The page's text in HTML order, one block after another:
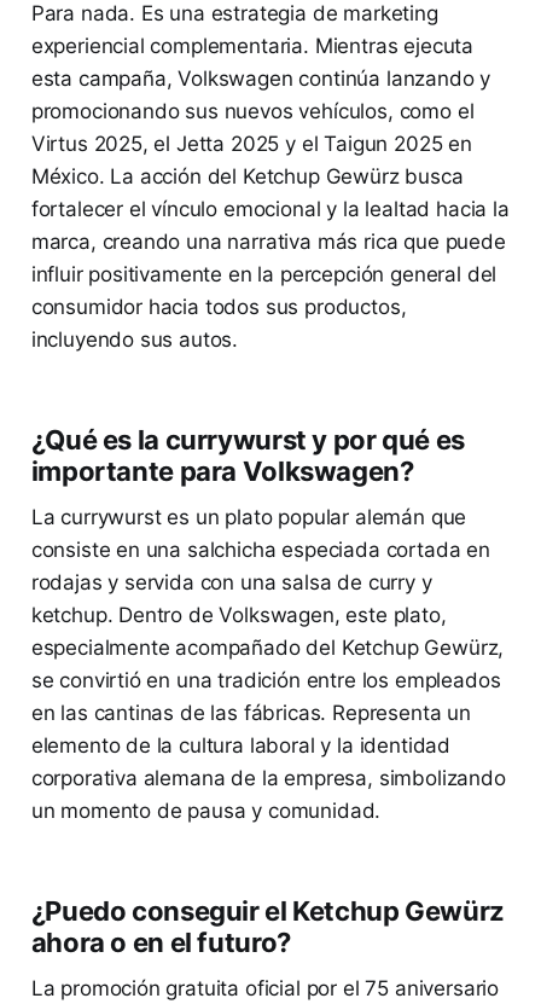
Para nada. Es una estrategia de marketing
experiencial complementaria. Mientras ejecuta
esta campaña, Volkswagen continúa lanzando y
promocionando sus nuevos vehículos, como el
Virtus 2025, el Jetta 2025 y el Taigun 2025 en
México. La acción del Ketchup Gewürz busca
fortalecer el vínculo emocional y la lealtad hacia la
marca, creando una narrativa más rica que puede
influir positivamente en la percepción general del
consumidor hacia todos sus productos,
incluyendo sus autos.
¿Qué es la currywurst y por qué es
importante para Volkswagen?
La currywurst es un plato popular alemán que
consiste en una salchicha especiada cortada en
rodajas y servida con una salsa de curry y
ketchup. Dentro de Volkswagen, este plato,
especialmente acompañado del Ketchup Gewürz,
se convirtió en una tradición entre los empleados
en las cantinas de las fábricas. Representa un
elemento de la cultura laboral y la identidad
corporativa alemana de la empresa, simbolizando
un momento de pausa y comunidad.
¿Puedo conseguir el Ketchup Gewürz
ahora o en el futuro?
La promoción gratuita oficial por el 75 aniversario